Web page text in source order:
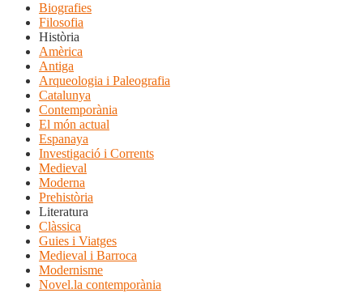
Biografies
Filosofia
Història
Amèrica
Antiga
Arqueologia i Paleografia
Catalunya
Contemporània
El món actual
Espanaya
Investigació i Corrents
Medieval
Moderna
Prehistòria
Literatura
Clàssica
Guies i Viatges
Medieval i Barroca
Modernisme
Novel.la contemporània